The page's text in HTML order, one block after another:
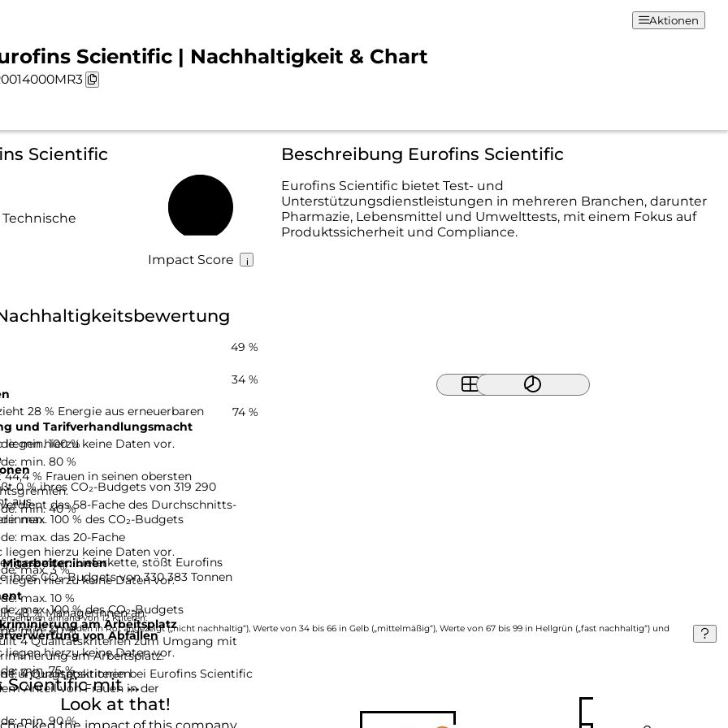
Scientific | Nachhaltigkeit & Chart
Aktionen
Scientific
Impact Score
Beschreibung Eurofins Scientific
Eurofins Scientific bietet Test- und
Unterstützungsdienstleistungen in mehreren Branchen, darunter
Pharmazie, Lebensmittel und Umwelttests, mit einem Fokus auf
Produktssicherheit und Compliance.
49 %
28 % Energie aus erneuerbaren
min. 100 %
0 % ihres CO₂-Budgets von 319 290
aus.
max. 100 % des CO₂-Budgets
gesamten Lieferkette, stößt Eurofins
ihres CO₂-Budgets von 330 383 Tonnen
max. 100 % des CO₂-Budgets
von Abfällen
hierzu keine Daten vor.
min. 75 %
34 %
und Tarifverhandlungsmacht
hierzu keine Daten vor.
min. 80 %
das 58-Fache des Durchschnitts-
max. das 20-Fache
hierzu keine Daten vor.
max. 10 %
am Arbeitsplatz
4 Qualitätskriterien zum Umgang mit
am Arbeitsplatz.
4 Qualitätskriterien
74 %
% Frauen in seinen obersten
min. 40 %
hierzu keine Daten vor.
max. 3 %
48 % Managerinnen an.
min. 40 %
Führungspositionen bei Eurofins Scientific
Anteil von Frauen in der
min. 90 %
anhand von 12 Kriteren.
von 0 bis 33 werden in Rot angezeigt („nicht nachhaltig“), Werte von 34 bis 66 in Gelb („mittelmäßig“), Werte von 67 bis 99 in Hellgrün („fast nachhaltig“) und
Look at that!
Scientific mit ...